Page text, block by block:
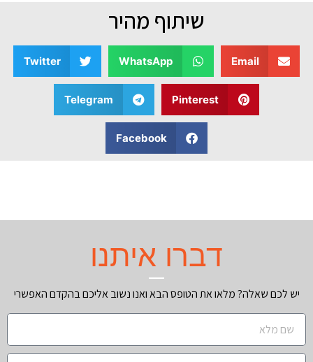
שיתוף מהיר
Email
WhatsApp
Twitter
Pinterest
Telegram
Facebook
דברו איתנו
יש לכם שאלה? מלאו את הטופס הבא ואנו נשוב אליכם בהקדם האפשרי